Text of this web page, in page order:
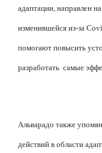
адаптации, направлен
изменившейся из-за
помогают повысить
разработать самые
Альварадо также
действий в области